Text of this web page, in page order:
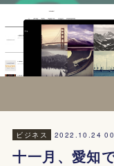
ビジネス 2022.10.24
十一月、愛知